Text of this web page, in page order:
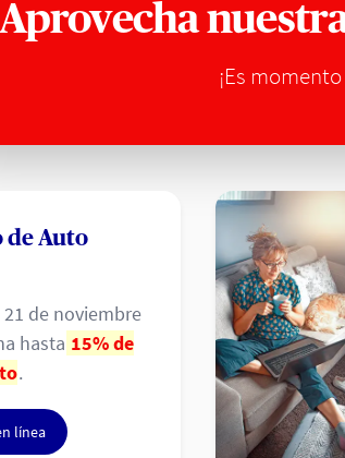
¡Es
de Auto
21 de noviembre
hasta 15% de
.
línea